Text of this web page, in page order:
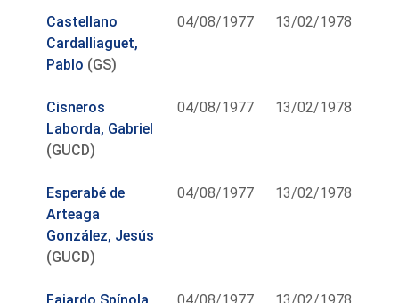
Castellano
Cardalliaguet,
Pablo (GS)
04/08/1977 13/02/1978
Cisneros
Laborda, Gabriel
(GUCD)
04/08/1977 13/02/1978
Esperabé de
Arteaga
González, Jesús
(GUCD)
04/08/1977 13/02/1978